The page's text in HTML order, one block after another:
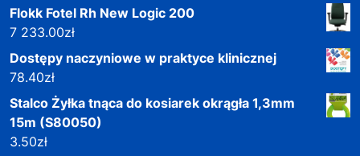
Flokk Fotel Rh New Logic 200
7 233.00zł
Dostępy naczyniowe w praktyce klinicznej
78.40zł
Stalco Żyłka tnąca do kosiarek okrągła 1,3mm
15m (S80050)
3.50zł